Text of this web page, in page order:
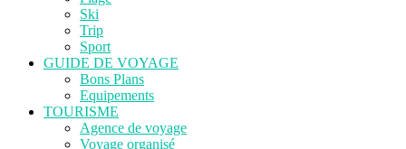
Ski
Trip
Sport
GUIDE DE VOYAGE
Bons Plans
Equipements
TOURISME
Agence de voyage
Voyage organisé